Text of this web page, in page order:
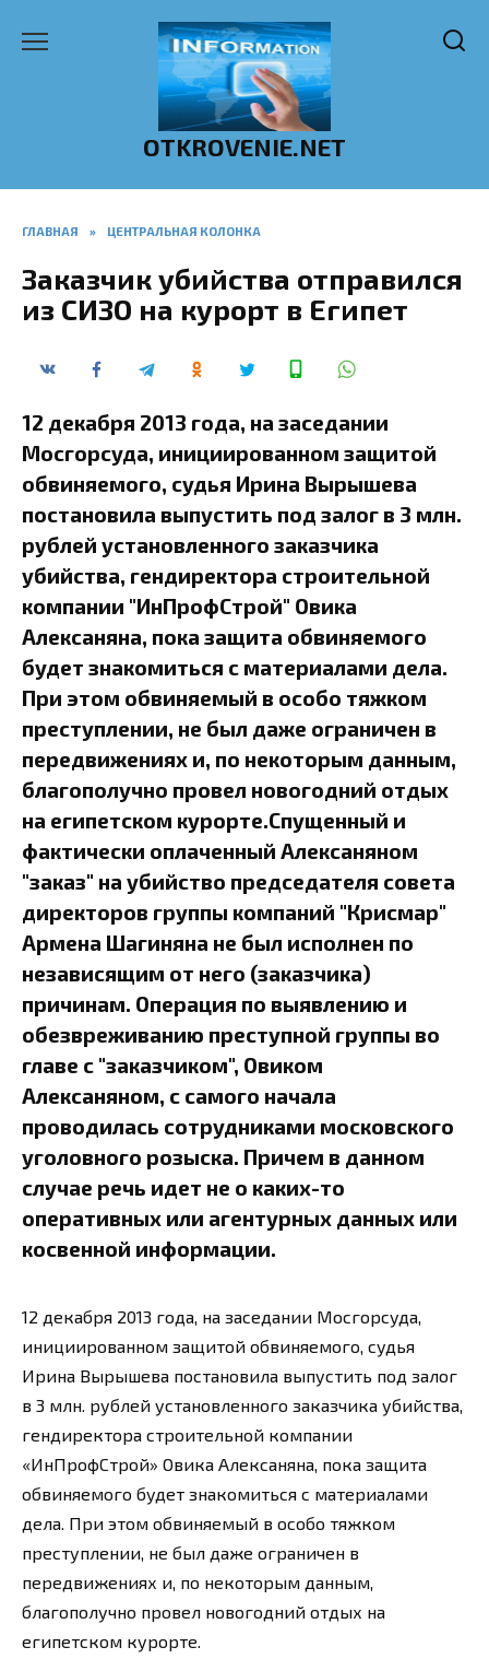
OTKROVENIE.NET
ГЛАВНАЯ » ЦЕНТРАЛЬНАЯ КОЛОНКА
Заказчик убийства отправился
из СИЗО на курорт в Египет
12 декабря 2013 года, на заседании
Мосгорсуда, инициированном защитой
обвиняемого, судья Ирина Вырышева
постановила выпустить под залог в 3 млн.
рублей установленного заказчика
убийства, гендиректора строительной
компании "ИнПрофСтрой" Овика
Алексаняна, пока защита обвиняемого
будет знакомиться с материалами дела.
При этом обвиняемый в особо тяжком
преступлении, не был даже ограничен в
передвижениях и, по некоторым данным,
благополучно провел новогодний отдых
на египетском курорте.Спущенный и
фактически оплаченный Алексаняном
"заказ" на убийство председателя совета
директоров группы компаний "Крисмар"
Армена Шагиняна не был исполнен по
независящим от него (заказчика)
причинам. Операция по выявлению и
обезвреживанию преступной группы во
главе с "заказчиком", Овиком
Алексаняном, с самого начала
проводилась сотрудниками московского
уголовного розыска. Причем в данном
случае речь идет не о каких-то
оперативных или агентурных данных или
косвенной информации.
12 декабря 2013 года, на заседании Мосгорсуда,
инициированном защитой обвиняемого, судья
Ирина Вырышева постановила выпустить под залог
в 3 млн. рублей установленного заказчика убийства,
гендиректора строительной компании
«ИнПрофСтрой» Овика Алексаняна, пока защита
обвиняемого будет знакомиться с материалами
дела. При этом обвиняемый в особо тяжком
преступлении, не был даже ограничен в
передвижениях и, по некоторым данным,
благополучно провел новогодний отдых на
египетском курорте.